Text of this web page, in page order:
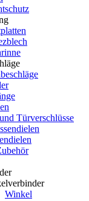
Türverschlüsse
Winkel